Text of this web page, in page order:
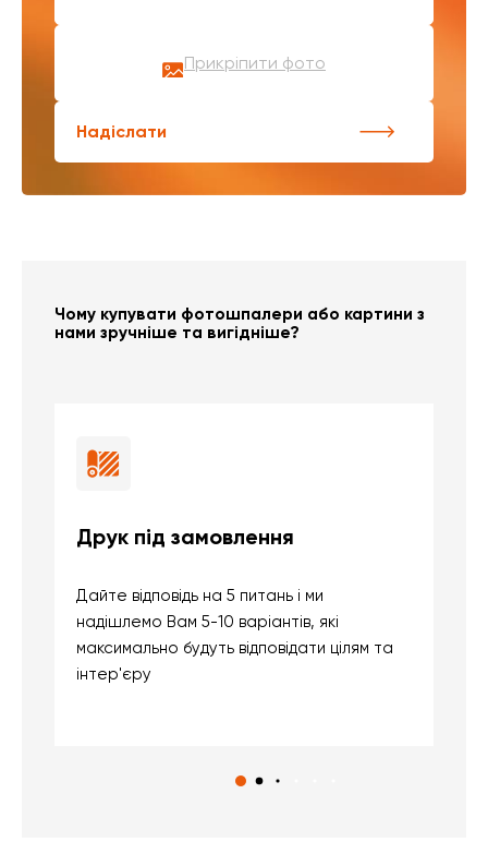
Прикріпити фото
Надіслати
Чому купувати фотошпалери або картини з
нами зручніше та вигідніше?
Друк під замовлення
Дайте відповідь на 5 питань і ми
надішлемо Вам 5-10 варіантів, які
максимально будуть відповідати цілям та
інтер'єру